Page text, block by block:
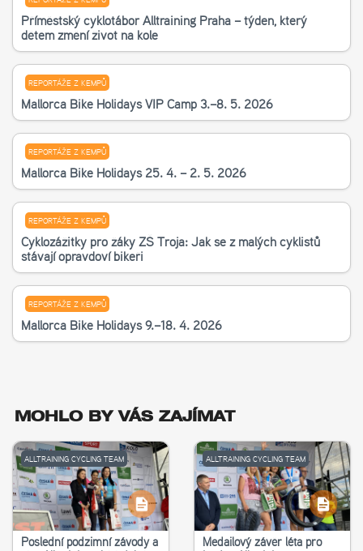
Příměstský cyklotábor Alltraining Praha – týden, který
dětem změní život na kole
REPORTÁŽE Z KEMPŮ
Mallorca Bike Holidays VIP Camp 3.–8. 5. 2026
REPORTÁŽE Z KEMPŮ
Mallorca Bike Holidays 25. 4. – 2. 5. 2026
REPORTÁŽE Z KEMPŮ
Cyklozážitky pro žáky ZŠ Troja: Jak se z malých cyklistů
stávají opravdoví bikeři
REPORTÁŽE Z KEMPŮ
Mallorca Bike Holidays 9.–18. 4. 2026
MOHLO BY VÁS ZAJÍMAT
ALLTRAINING CYCLING TEAM
Poslední podzimní závody a
ALLTRAINING CYCLING TEAM
Medailový závěr léta pro